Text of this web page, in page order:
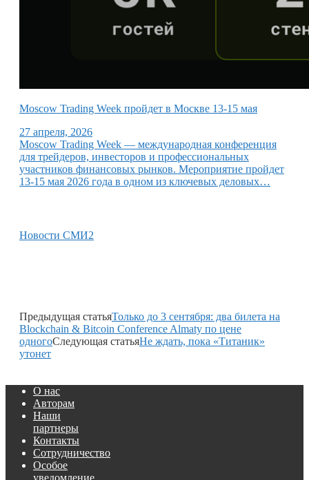
Moscow Trading Week пройдет в Москве 13-15 мая
27 апреля, 2026
Moscow Trading Week — международная конференция
для трейдеров, инвесторов и профессиональных
участников финансовых рынков. Мероприятие пройдет
13-15 мая 2026 года в одном из ключевых деловых…
Новости СМИ2
Предыдущая статьяТолько до 3 сентября: два билета на
Blockchain & Bitcoin Conference Almaty по цене
одногоСледующая статьяНе ждать, пока «Титаник»
утонет
О нас
Авторам
Наши
партнеры
Контакты
Сотрудничество
Особое
уведомление